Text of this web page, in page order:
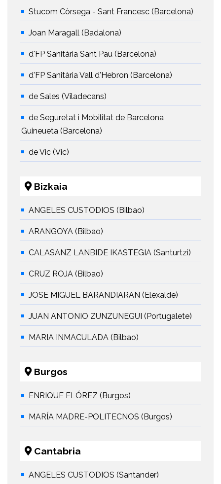
Stucom Còrsega - Sant Francesc (Barcelona)
Joan Maragall (Badalona)
d'FP Sanitària Sant Pau (Barcelona)
d'FP Sanitària Vall d'Hebron (Barcelona)
de Sales (Viladecans)
de Seguretat i Mobilitat de Barcelona
Guineueta (Barcelona)
de Vic (Vic)
Bizkaia
ANGELES CUSTODIOS (Bilbao)
ARANGOYA (Bilbao)
CALASANZ LANBIDE IKASTEGIA (Santurtzi)
CRUZ ROJA (Bilbao)
JOSE MIGUEL BARANDIARAN (Elexalde)
JUAN ANTONIO ZUNZUNEGUI (Portugalete)
MARIA INMACULADA (Bilbao)
Burgos
ENRIQUE FLÓREZ (Burgos)
MARÍA MADRE-POLITECNOS (Burgos)
Cantabria
ANGELES CUSTODIOS (Santander)